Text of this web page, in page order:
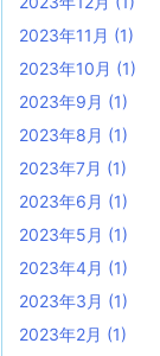
2023年11月 (1)
2023年10月 (1)
2023年9月 (1)
2023年8月 (1)
2023年7月 (1)
2023年6月 (1)
2023年5月 (1)
2023年4月 (1)
2023年3月 (1)
2023年2月 (1)